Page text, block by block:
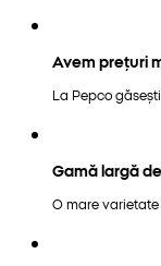
Avem prețuri
La Pepco
Gamă largă
O mare